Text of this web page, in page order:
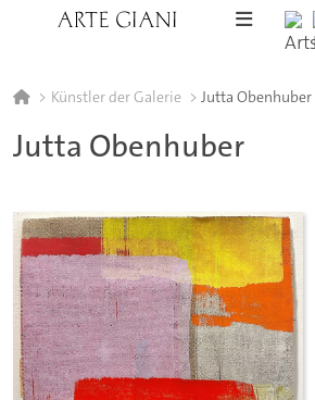
Skip to content
Künstler der Galerie Jutta Obenhuber
Jutta Obenhuber